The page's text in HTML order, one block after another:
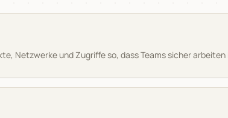
Netzwerke und Zugriffe so, dass Teams sicher